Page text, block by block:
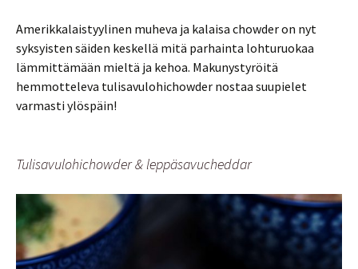
Amerikkalaistyylinen muheva ja kalaisa chowder on nyt
syksyisten säiden keskellä mitä parhainta lohturuokaa
lämmittämään mieltä ja kehoa. Makunystyröitä
hemmotteleva tulisavulohichowder nostaa suupielet
varmasti ylöspäin!
Tulisavulohichowder & leppäsavucheddar